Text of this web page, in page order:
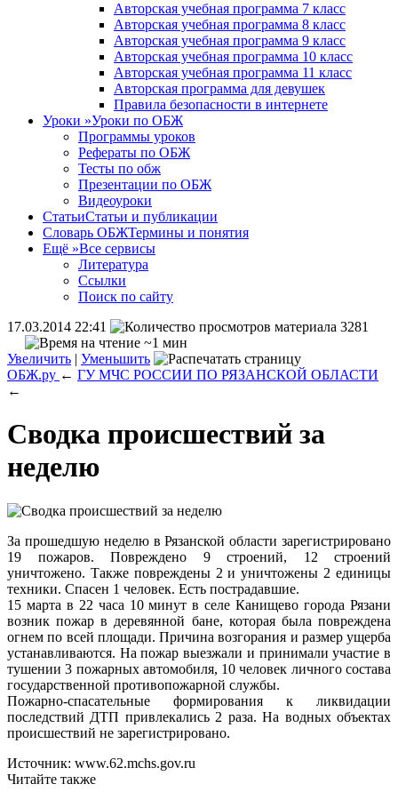
Авторская учебная программа 7 класс
Авторская учебная программа 8 класс
Авторская учебная программа 9 класс
Авторская учебная программа 10 класс
Авторская учебная программа 11 класс
Авторская программа для девушек
Правила безопасности в интернете
Уроки »Уроки по ОБЖ
Программы уроков
Рефераты по ОБЖ
Тесты по обж
Презентации по ОБЖ
Видеоуроки
СтатьиСтатьи и публикации
Словарь ОБЖТермины и понятия
Ещё »Все сервисы
Литература
Ссылки
Поиск по сайту
17.03.2014 22:41
3281
~1 мин
Увеличить | Уменьшить
ОБЖ.ру ← ГУ МЧС РОССИИ ПО РЯЗАНСКОЙ ОБЛАСТИ
←
Сводка происшествий за
неделю
За прошедшую неделю в Рязанской области зарегистрировано
19 пожаров. Повреждено 9 строений, 12 строений
уничтожено. Также повреждены 2 и уничтожены 2 единицы
техники. Спасен 1 человек. Есть пострадавшие.
15 марта в 22 часа 10 минут в селе Канищево города Рязани
возник пожар в деревянной бане, которая была повреждена
огнем по всей площади. Причина возгорания и размер ущерба
устанавливаются. На пожар выезжали и принимали участие в
тушении 3 пожарных автомобиля, 10 человек личного состава
государственной противопожарной службы.
Пожарно-спасательные формирования к ликвидации
последствий ДТП привлекались 2 раза. На водных объектах
происшествий не зарегистрировано.
Источник: www.62.mchs.gov.ru
Читайте также